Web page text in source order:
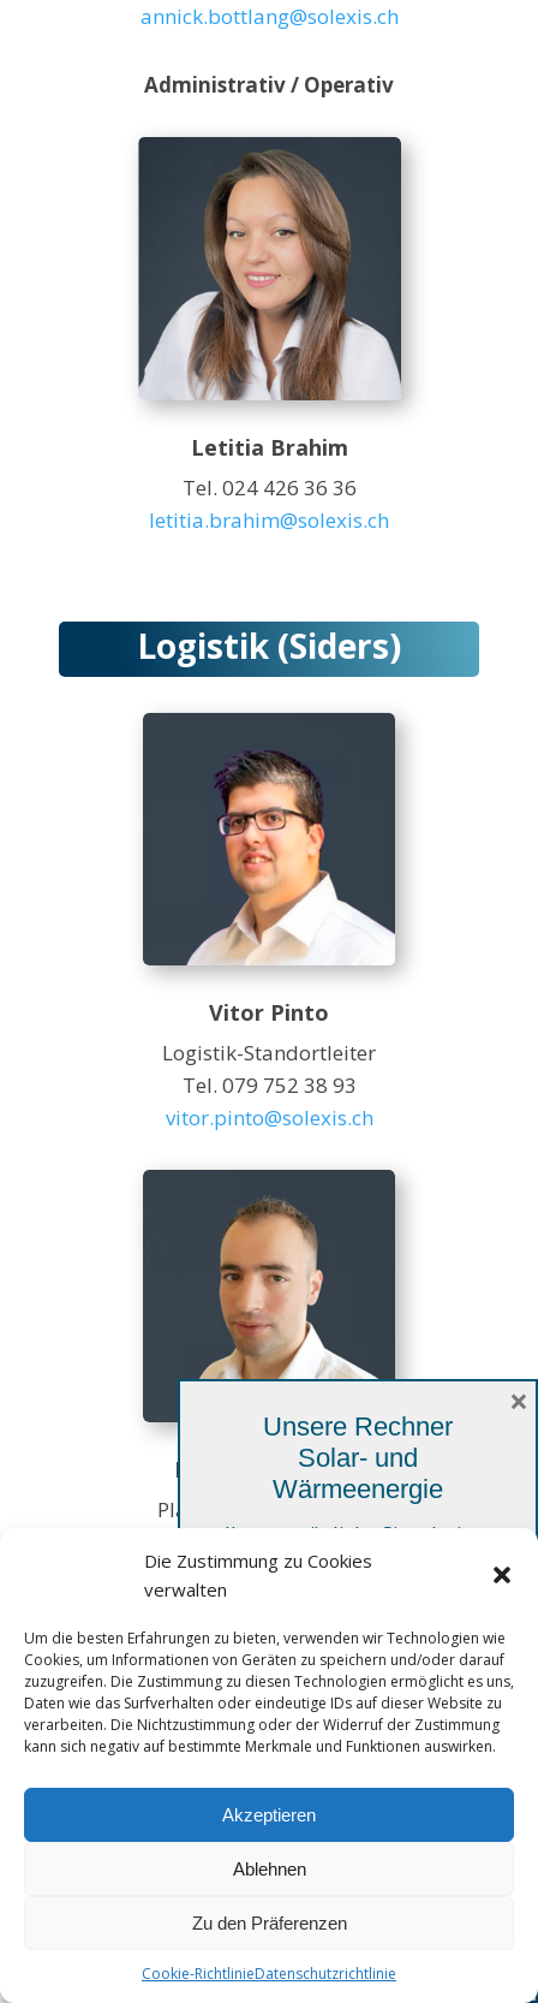
Die Zustimmung zu Cookies
verwalten
Um die besten Erfahrungen zu bieten, verwenden wir Technologien wie
Cookies, um Informationen von Geräten zu speichern und/oder darauf
zuzugreifen. Die Zustimmung zu diesen Technologien ermöglicht es uns,
Daten wie das Surfverhalten oder eindeutige IDs auf dieser Website zu
verarbeiten. Die Nichtzustimmung oder der Widerruf der Zustimmung
kann sich negativ auf bestimmte Merkmale und Funktionen auswirken.
Akzeptieren
Ablehnen
Zu den Präferenzen
Cookie-RichtlinieDatenschutzrichtlinie
annick.bottlang@solexis.ch
Administrativ / Operativ
Letitia Brahim
Tel. 024 426 36 36
letitia.brahim@solexis.ch
Logistik (Siders)
Vitor Pinto
Logistik-Standortleiter
Tel. 079 752 38 93
vitor.pinto@solexis.ch
Nelson Rodrigues
Planung und Transport
nelson.rodrigues@solexis.ch
Daniel Martelo Santos
Lager und Kommissionierung
Unsere Rechner
Solar- und
Wärmeenergie
Ihre persönliche Simulation,
kostenlos und unverbindlich
×